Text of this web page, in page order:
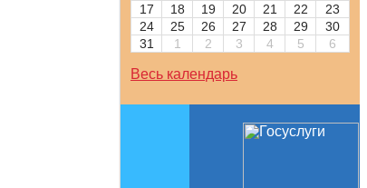
17
18 19 20 21 22
23
24
25 26 27 28 29
30
31
1 2 3 4 5 6
Весь календарь